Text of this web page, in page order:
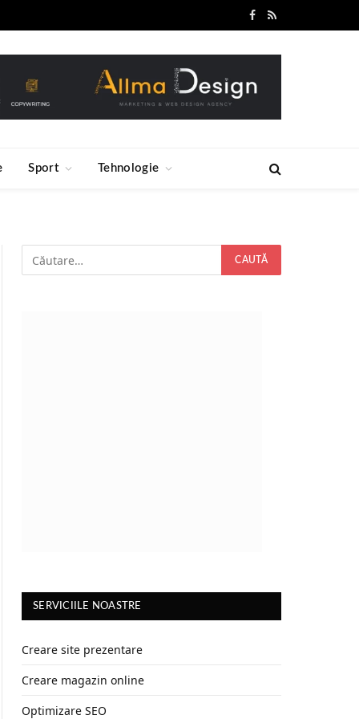
Facebook
RSS
Sport Tehnologie
SERVICIILE NOASTRE
Creare site prezentare
Creare magazin online
Optimizare SEO